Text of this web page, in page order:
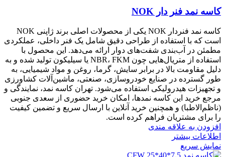
کاسه نمد فنر دار NOK
کاسه نمد فنر‌دار NOK یکی از محصولات اصلی برند ژاپنی NOK
است که با استفاده از طراحی دقیق شامل یک فنر داخلی، عملکردی
مطمئن در آب‌بندی شفت‌های دوار ارائه می‌دهد. این محصول با
استفاده از متریال‌هایی چون NBR، FKM یا سیلیکون تولید شده و به
دلیل مقاومت بالا در برابر سایش، گرما، روغن و مواد شیمیایی، به
طور گسترده در صنایع خودروسازی، صنعتی، ماشین‌آلات کشاورزی
و تجهیزات هیدرولیکی استفاده می‌شود. تهران کاسه نمد، نمایندگی و
مرجع خرید این کاسه نمد‌ها، امکان خرید حضوری از سعدی جنوبی
(ناظم‌الاطبا) و همچنین خرید آنلاین با ارسال سریع و تضمین کیفیت
را برای مشتریان فراهم کرده است.
افزودن به علاقه مندی
اطلاعات بیشتر
نمایش سریع